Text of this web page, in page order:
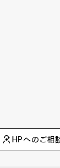
HPへのご相